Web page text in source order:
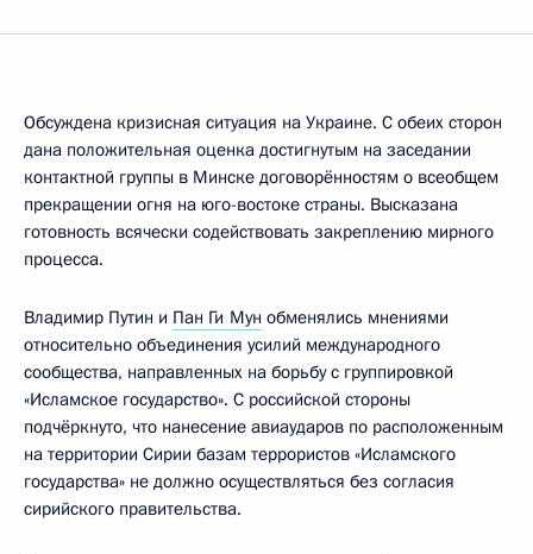
Обсуждена кризисная ситуация на Украине. С обеих сторон
дана положительная оценка достигнутым на заседании
контактной группы в Минске договорённостям о всеобщем
прекращении огня на юго-востоке страны. Высказана
готовность всячески содействовать закреплению мирного
процесса.
Владимир Путин и Пан Ги Мун обменялись мнениями
относительно объединения усилий международного
сообщества, направленных на борьбу с группировкой
«Исламское государство». С российской стороны
подчёркнуто, что нанесение авиаударов по расположенным
на территории Сирии базам террористов «Исламского
государства» не должно осуществляться без согласия
сирийского правительства.